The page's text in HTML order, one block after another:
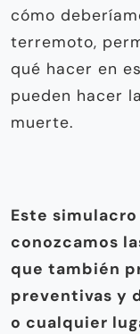
cómo
terremoto,
qué hacer en
pueden hacer
muerte.
Este
conozcamos
que también
preventivas y
o cualquier